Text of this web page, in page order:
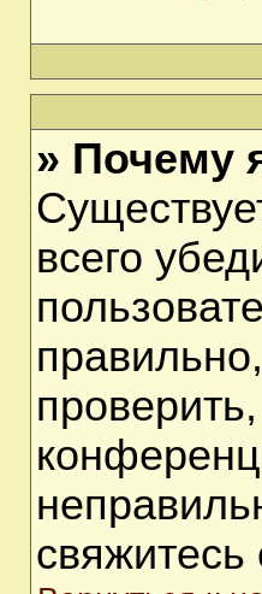
» Почему
всего